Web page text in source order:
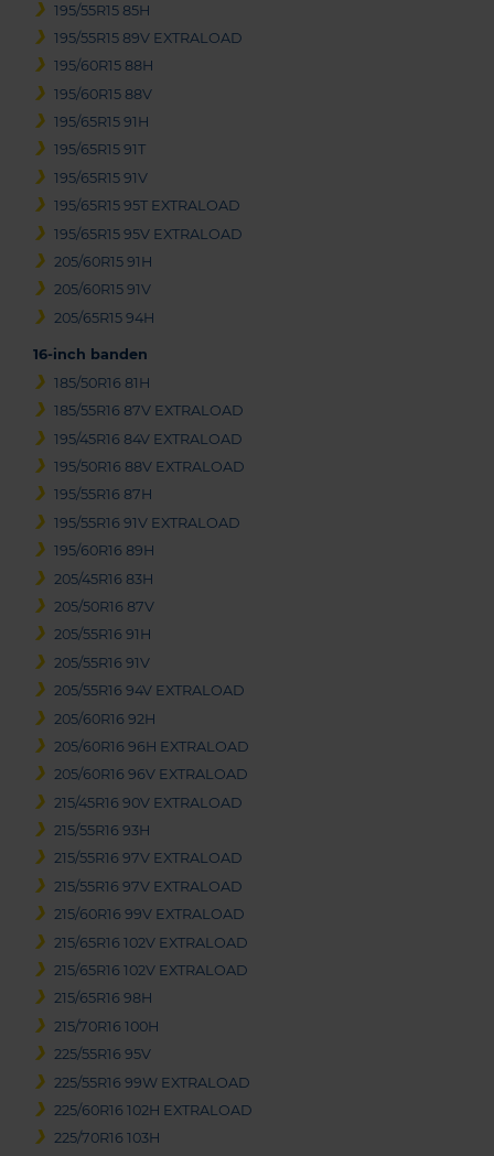
195/55R15 85H
195/55R15 89V EXTRALOAD
195/60R15 88H
195/60R15 88V
195/65R15 91H
195/65R15 91T
195/65R15 91V
195/65R15 95T EXTRALOAD
195/65R15 95V EXTRALOAD
205/60R15 91H
205/60R15 91V
205/65R15 94H
16-inch banden
185/50R16 81H
185/55R16 87V EXTRALOAD
195/45R16 84V EXTRALOAD
195/50R16 88V EXTRALOAD
195/55R16 87H
195/55R16 91V EXTRALOAD
195/60R16 89H
205/45R16 83H
205/50R16 87V
205/55R16 91H
205/55R16 91V
205/55R16 94V EXTRALOAD
205/60R16 92H
205/60R16 96H EXTRALOAD
205/60R16 96V EXTRALOAD
215/45R16 90V EXTRALOAD
215/55R16 93H
215/55R16 97V EXTRALOAD
215/55R16 97V EXTRALOAD
215/60R16 99V EXTRALOAD
215/65R16 102V EXTRALOAD
215/65R16 102V EXTRALOAD
215/65R16 98H
215/70R16 100H
225/55R16 95V
225/55R16 99W EXTRALOAD
225/60R16 102H EXTRALOAD
225/70R16 103H